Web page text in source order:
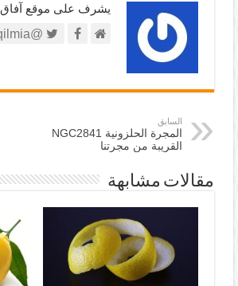
يشرف على موقع آفاق
@https://twitter.com/afaqilmia
السابق
المجرة الحلزونية NGC2841
القريبة من مجرتنا
مقالات مشابهة